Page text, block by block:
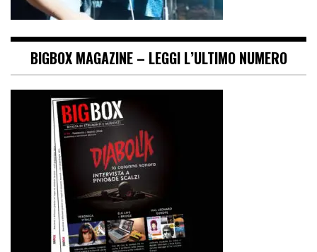
BIGBOX MAGAZINE – LEGGI L’ULTIMO NUMERO